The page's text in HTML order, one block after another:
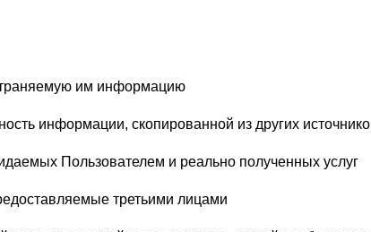
им информацию
информации, скопированной из других
Пользователем и реально полученных услуг
третьими лицами